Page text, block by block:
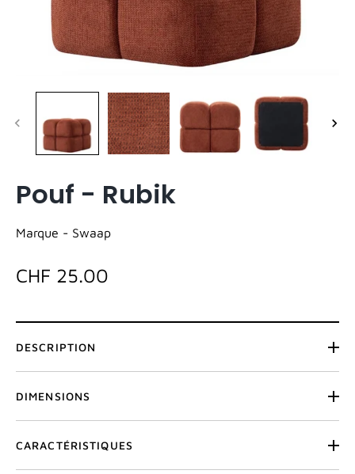
Pouf - Rubik
Marque - Swaap
CHF 25.00
DESCRIPTION
DIMENSIONS
CARACTÉRISTIQUES